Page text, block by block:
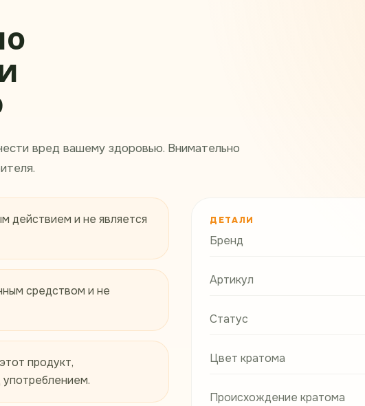
вред вашему здоровью. Внимательно
действием и не является
средством и не
продукт,
употреблением.
ДЕТАЛИ
Бренд
Артикул
Статус
Цвет кратома
Происхождение кратома